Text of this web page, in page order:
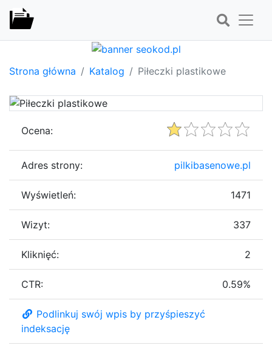
Strona główna Katalog Piłeczki plastikowe
Ocena:
Adres strony: pilkibasenowe.pl
Wyświetleń: 1471
Wizyt: 337
Kliknięć: 2
CTR: 0.59%
Podlinkuj swój wpis by przyśpieszyć
indeksację